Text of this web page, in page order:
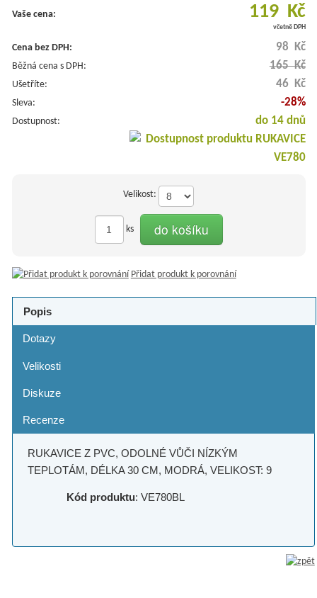
Vaše cena: 119 Kč
včetně DPH
Cena bez DPH: 98 Kč
Běžná cena s DPH: 165 Kč
Ušetříte: 46 Kč
Sleva: -28%
Dostupnost: do 14 dnů
Velikost:
ks do košíku
Přidat produkt k porovnání
Popis
Dotazy
Velikosti
Diskuze
Recenze
RUKAVICE Z PVC, ODOLNÉ VŮČI NÍZKÝM
TEPLOTÁM, DÉLKA 30 CM, MODRÁ, VELIKOST: 9
Kód produktu: VE780BL